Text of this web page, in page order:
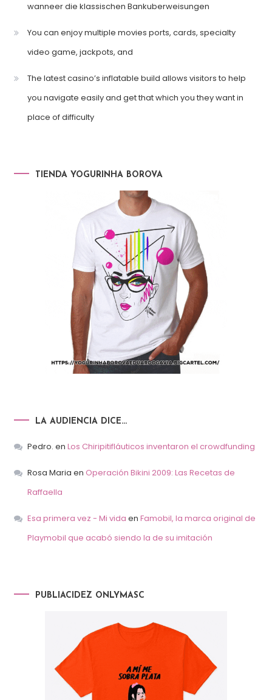
wanneer die klassischen Bankuberweisungen
You can enjoy multiple movies ports, cards, specialty
video game, jackpots, and
The latest casino’s inflatable build allows visitors to help
you navigate easily and get that which you they want in
place of difficulty
TIENDA YOGURINHA BOROVA
LA AUDIENCIA DICE…
Pedro. en Los Chiripitifláuticos inventaron el crowdfunding
Rosa Maria en Operación Bikini 2009: Las Recetas de
Raffaella
Esa primera vez - Mi vida en Famobil, la marca original de
Playmobil que acabó siendo la de su imitación
PUBLIACIDEZ ONLYMASC